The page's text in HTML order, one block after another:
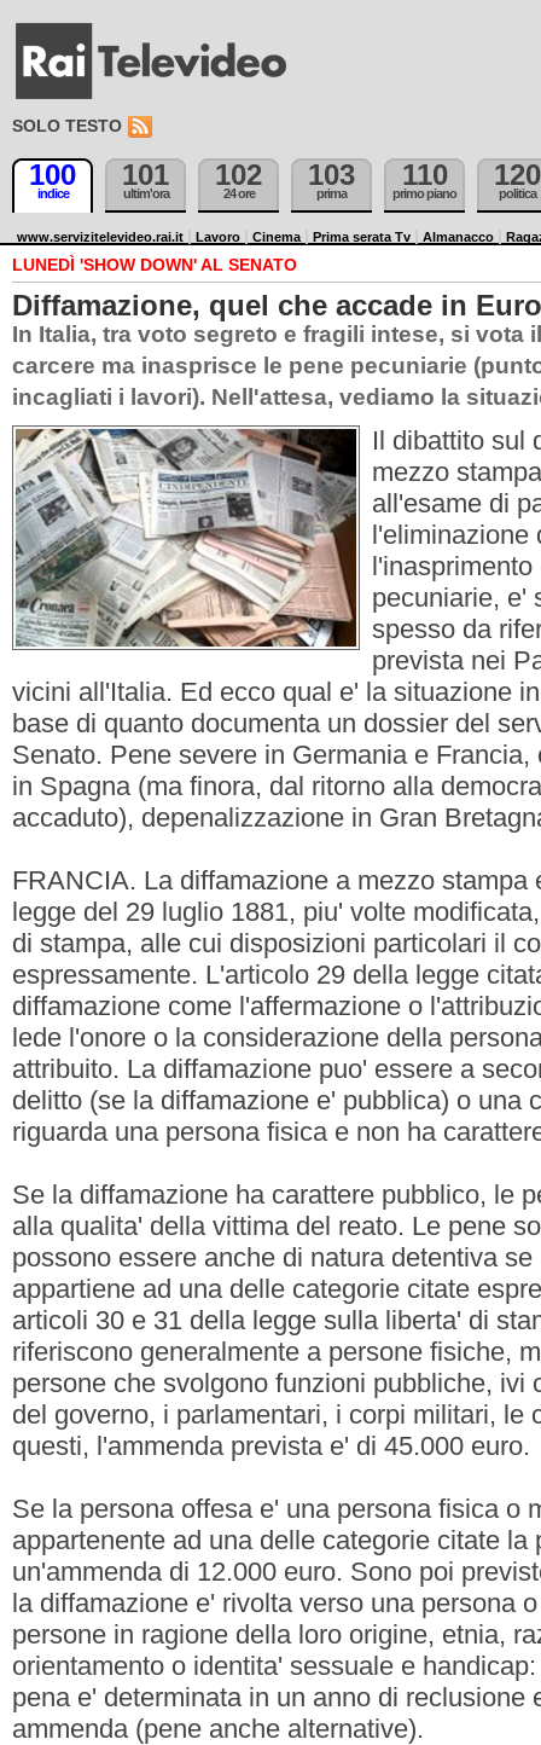
SOLO TESTO
100
indice
101
ultim'ora
102
24 ore
103
prima
110
primo piano
120
politica
www.servizitelevideo.rai.it Lavoro Cinema Prima serata Tv Almanacco
LUNEDÌ 'SHOW DOWN' AL SENATO
Diffamazione, quel che accade in
In Italia, tra voto segreto e fragili intese, si vota
carcere ma inasprisce le pene pecuniarie
incagliati i lavori). Nell'attesa, vediamo la
Il dibattito sul
mezzo
all'esame di
l'eliminazione
pecuniarie, e'
spesso da
prevista nei
vicini all'Italia. Ed ecco qual e' la situazione
base di quanto documenta un dossier del
Senato. Pene severe in Germania e
in Spagna (ma finora, dal ritorno alla
accaduto), depenalizzazione in Gran
FRANCIA. La diffamazione a mezzo stampa
legge del 29 luglio 1881, piu' volte
di stampa, alle cui disposizioni particolari il
espressamente. L'articolo 29 della legge
diffamazione come l'affermazione o
lede l'onore o la considerazione della
attribuito. La diffamazione puo' essere a
delitto (se la diffamazione e' pubblica) o una
riguarda una persona fisica e non ha
Se la diffamazione ha carattere pubblico, le
alla qualita' della vittima del reato. Le pene
possono essere anche di natura detentiva
appartiene ad una delle categorie citate
articoli 30 e 31 della legge sulla liberta' di
riferiscono generalmente a persone fisiche,
persone che svolgono funzioni pubbliche, ivi
del governo, i parlamentari, i corpi militari, le
questi, l'ammenda prevista e' di 45.000 euro.
Se la persona offesa e' una persona fisica o
appartenente ad una delle categorie citate la
un'ammenda di 12.000 euro. Sono poi
la diffamazione e' rivolta verso una persona
persone in ragione della loro origine, etnia,
orientamento o identita' sessuale e
pena e' determinata in un anno di reclusione
ammenda (pene anche alternative).